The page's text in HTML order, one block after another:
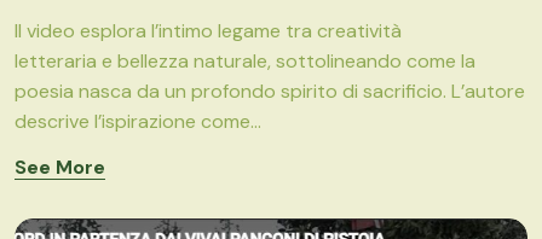
Il video esplora l’intimo legame tra creatività
letteraria e bellezza naturale, sottolineando come la
poesia nasca da un profondo spirito di sacrificio. L’autore
descrive l’ispirazione come...
See More